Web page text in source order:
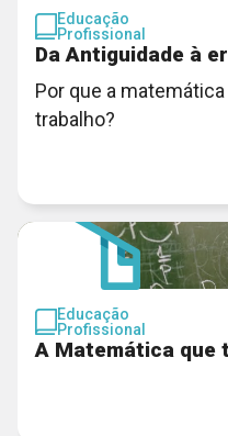
Educação
Profissional
Da Antiguidade à
Por que a
trabalho?
Educação
Profissional
A Matemática que